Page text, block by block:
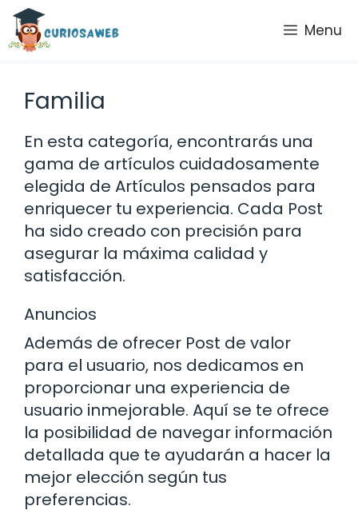
Saltar
contenido
Menu
Familia
En esta categoría, encontrarás una
gama de artículos cuidadosamente
elegida de Artículos pensados para
enriquecer tu experiencia. Cada Post
ha sido creado con precisión para
asegurar la máxima calidad y
satisfacción.
Anuncios
Además de ofrecer Post de valor
para el usuario, nos dedicamos en
proporcionar una experiencia de
usuario inmejorable. Aquí se te ofrece
la posibilidad de navegar información
detallada que te ayudarán a hacer la
mejor elección según tus
preferencias.